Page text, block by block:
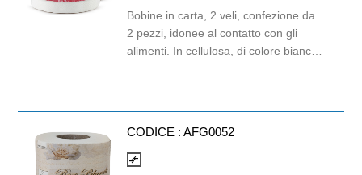
Bobine in carta, 2 veli, confezione da
2 pezzi, idonee al contatto con gli
alimenti. In cellulosa, di colore bianco
CODICE : AFG0052
compare_arrows